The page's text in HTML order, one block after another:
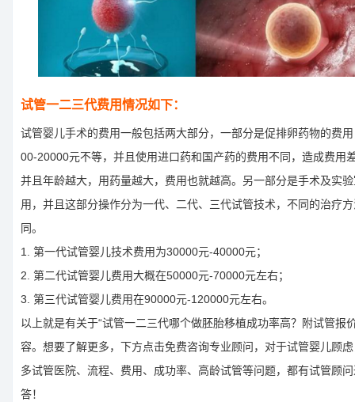
试管一二三代费用情况如下：
试管婴儿手术的费用一般包括两大部分，一部分是促排卵药物的费
00-20000元不等，并且使用进口药和国产药的费用不同，造成费用
并且年龄越大，用药量越大，费用也就越高。另一部分是手术及实
用，并且这部分操作分为一代、二代、三代试管技术，不同的治疗
同。
1. 第一代试管婴儿技术费用为30000元-40000元；
2. 第二代试管婴儿费用大概在50000元-70000元左右；
3. 第三代试管婴儿费用在90000元-120000元左右。
以上就是有关于“试管一二三代哪个做胚胎移植成功率高？附试管报
容。想要了解更多，下方点击免费咨询专业顾问，对于试管婴儿顾
多试管医院、流程、费用、成功率、高龄试管等问题，都有试管顾
答！